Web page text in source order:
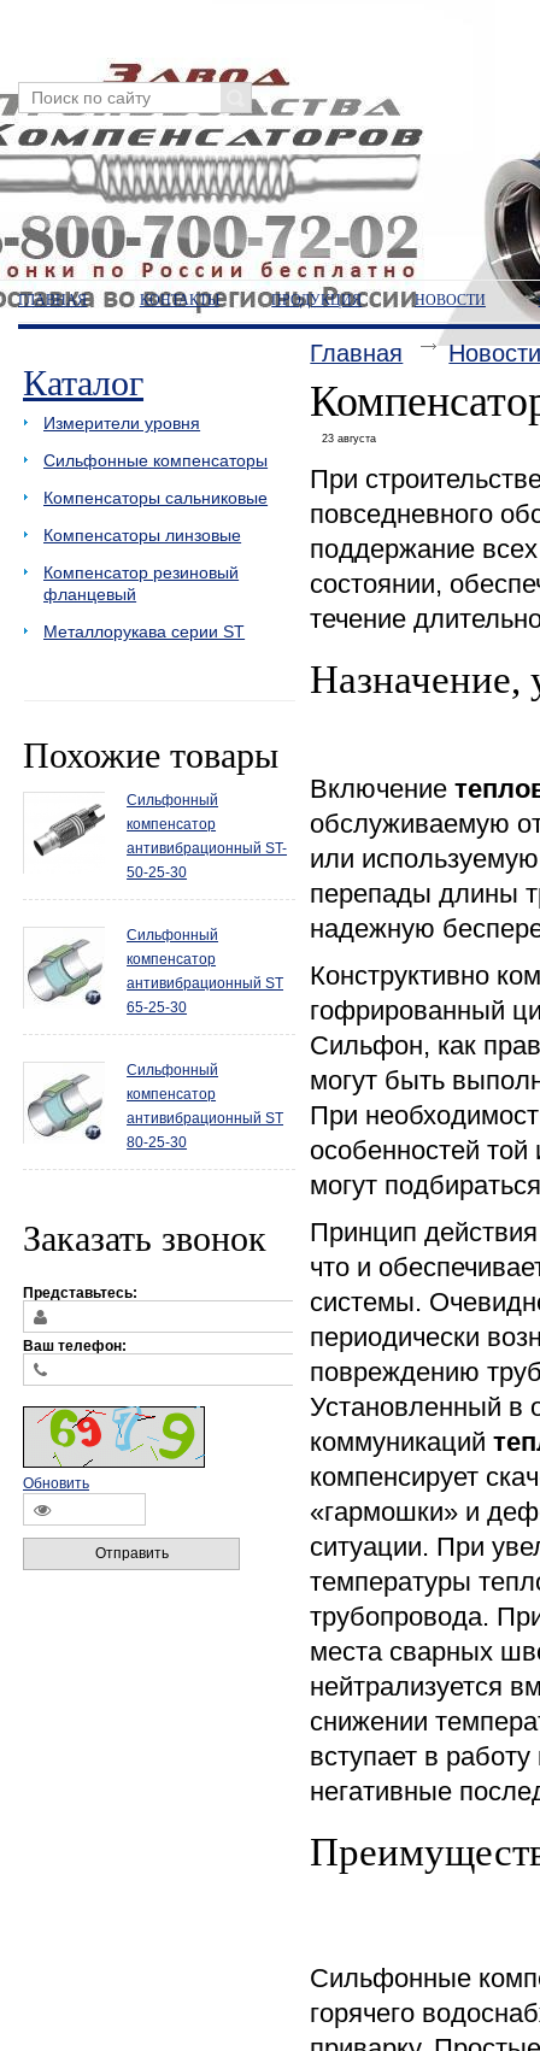
ГЛАВНАЯ КОНТАКТЫ ПРОДУКЦИЯ НОВОСТИ
Каталог
Измерители уровня
Сильфонные компенсаторы
Компенсаторы сальниковые
Компенсаторы линзовые
Компенсатор резиновый
фланцевый
Металлорукава серии ST
Похожие товары
Сильфонный
компенсатор
антивибрационный ST-
50-25-30
Сильфонный
компенсатор
антивибрационный ST
65-25-30
Сильфонный
компенсатор
антивибрационный ST
80-25-30
Заказать звонок
Представьтесь:
Ваш телефон:
Обновить
Отправить
Главная
23 августа
При
повседневного
поддержание
состоянии,
течение
Назначение,
Включение
обслуживаемую
или
перепады длины
надежную
Конструктивно
гофрированный
Сильфон, как
могут быть
При
особенностей
могут
Принцип
что и
системы.
периодически
повреждению
Установленный в
коммуникаций
компенсирует
«гармошки» и
ситуации. При
температуры
трубопровода.
места сварных
нейтрализуется
снижении
вступает в
негативные
Сильфонные
горячего